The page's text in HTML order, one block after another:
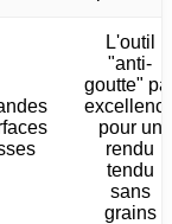
L'outil
"anti-
goutte"
pour un
rendu
tendu
sans
grains